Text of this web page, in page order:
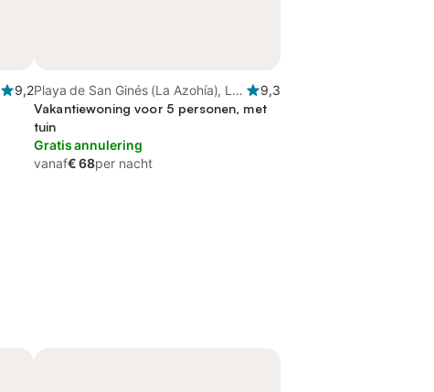
9,2Playa de San Ginés (La Azohía), La
Azohía
9,3
Vakantiewoning voor 5 personen, met
tuin
Gratis annulering
vanaf€ 68per nacht